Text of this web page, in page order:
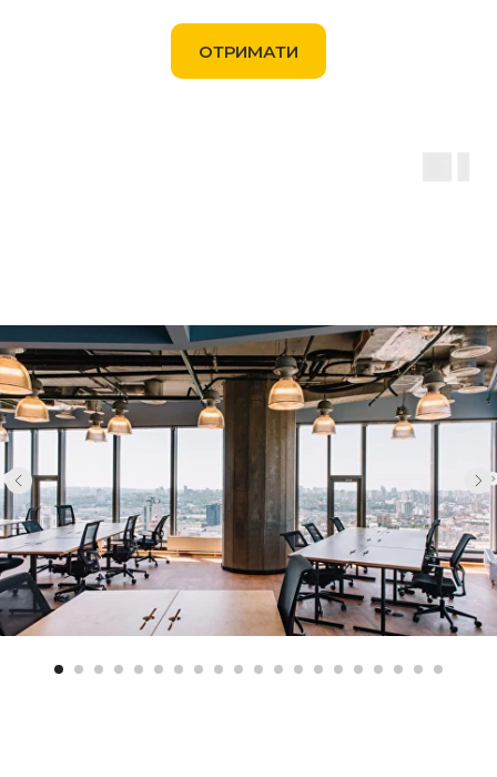
ОТРИМАТИ